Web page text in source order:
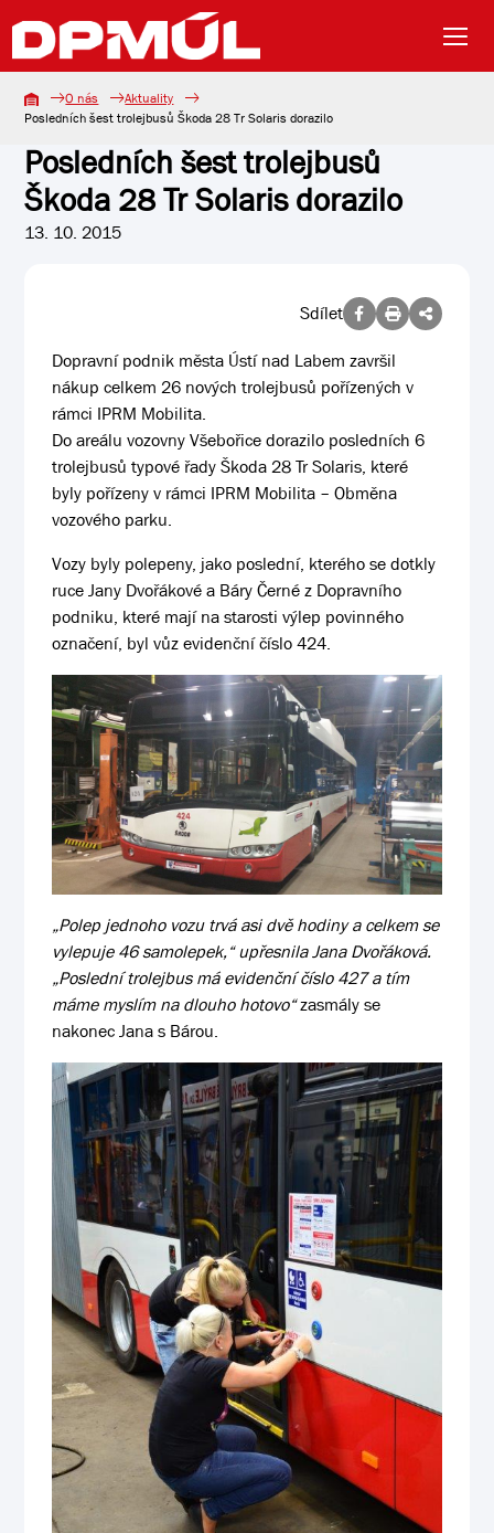
O nás
Aktuality
Posledních šest trolejbusů Škoda 28 Tr Solaris dorazilo
Posledních šest trolejbusů
Škoda 28 Tr Solaris dorazilo
13. 10. 2015
Sdílet
Dopravní podnik města Ústí nad Labem završil
nákup celkem 26 nových trolejbusů pořízených v
rámci IPRM Mobilita.
Do areálu vozovny Všebořice dorazilo posledních 6
trolejbusů typové řady Škoda 28 Tr Solaris, které
byly pořízeny v rámci IPRM Mobilita – Obměna
vozového parku.
Vozy byly polepeny, jako poslední, kterého se dotkly
ruce Jany Dvořákové a Báry Černé z Dopravního
podniku, které mají na starosti výlep povinného
označení, byl vůz evidenční číslo 424.
„Polep jednoho vozu trvá asi dvě hodiny a celkem se
vylepuje 46 samolepek,“ upřesnila Jana Dvořáková.
„Poslední trolejbus má evidenční číslo 427 a tím
máme myslím na dlouho hotovo“zasmály se
nakonec Jana s Bárou.